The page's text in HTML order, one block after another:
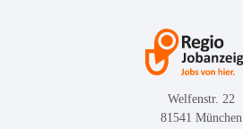
Welfenstr. 22
81541 München